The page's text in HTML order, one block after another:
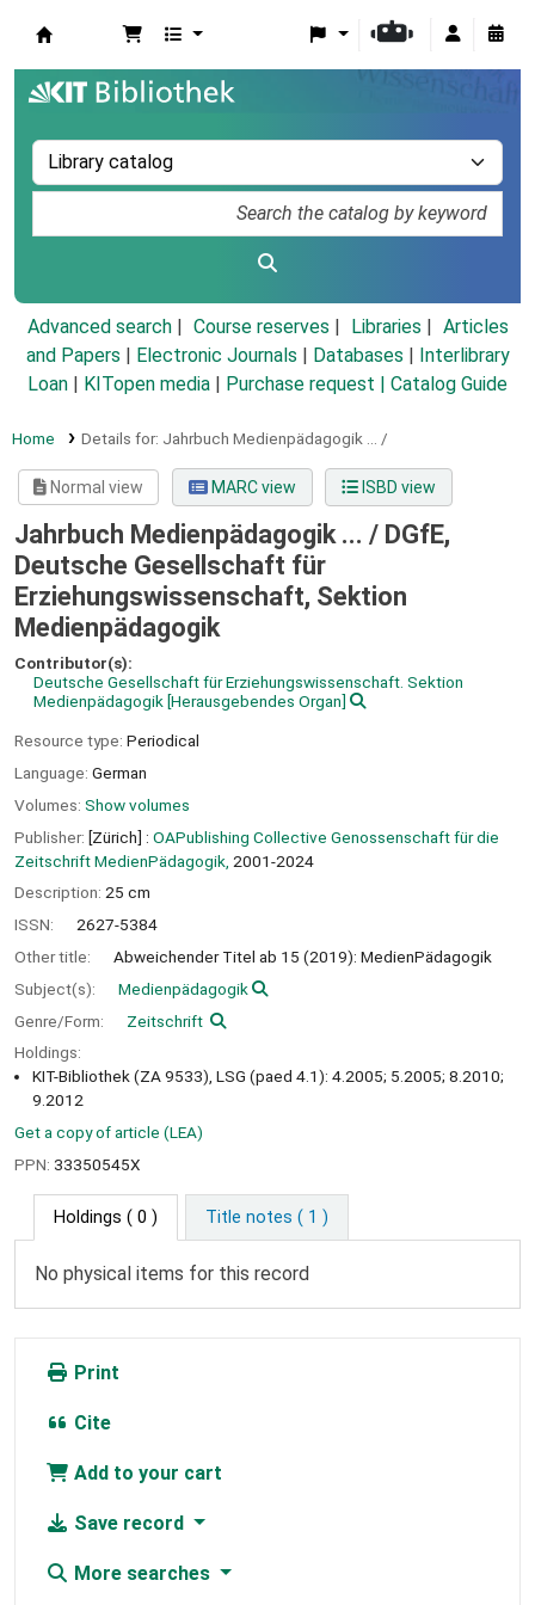
Advanced search Course reserves Libraries
Articles
and Papers
Electronic Journals Databases
Interlibrary
Loan
KITopen media Purchase request | Catalog Guide
Home Details for: Jahrbuch Medienpädagogik ... /
Normal view MARC view ISBD view
Jahrbuch Medienpädagogik ... / DGfE,
Deutsche Gesellschaft für
Erziehungswissenschaft, Sektion
Medienpädagogik
Contributor(s):
Deutsche Gesellschaft für Erziehungswissenschaft. Sektion
Medienpädagogik [Herausgebendes Organ]
Resource type: Periodical
Language: German
Volumes: Show volumes
Publisher: [Zürich] : OAPublishing Collective Genossenschaft für die
Zeitschrift MedienPädagogik, 2001-2024
Description: 25 cm
ISSN:
2627-5384
Other title:
Abweichender Titel ab 15 (2019): MedienPädagogik
Subject(s):
Medienpädagogik
Genre/Form:
Zeitschrift
Holdings:
KIT-Bibliothek (ZA 9533), LSG (paed 4.1): 4.2005; 5.2005; 8.2010;
9.2012
Get a copy of article (LEA)
PPN: 33350545X
Holdings ( 0 ) Title notes ( 1 )
No physical items for this record
Print
Cite
Add to your cart
Save record
More searches